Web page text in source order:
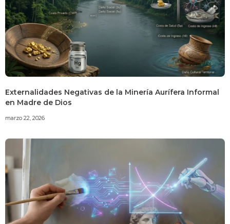
Externalidades Negativas de la Minería Aurífera Informal
en Madre de Dios
marzo 22, 2026